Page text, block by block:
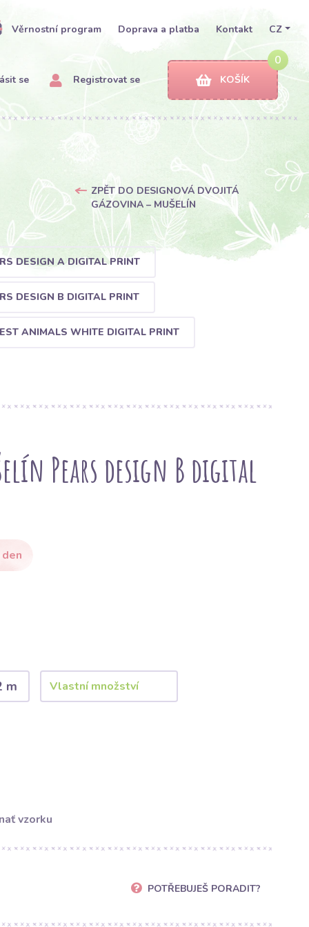
Věrnostní program Doprava a platba Kontakt CZ
se Registrovat se
0
KOŠÍK
ZPĚT DO DESIGNOVÁ DVOJITÁ
GÁZOVINA – MUŠELÍN
DESIGN A DIGITAL PRINT
DESIGN B DIGITAL PRINT
ANIMALS WHITE DIGITAL PRINT
Pears design B digital
m
vzorku
POTŘEBUJEŠ PORADIT?